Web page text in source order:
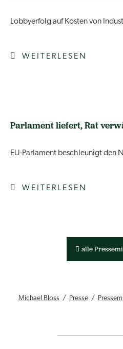
Lobbyerfolg auf Kosten von
WEITERLESEN
Parlament liefert, Rat
EU-Parlament beschleunigt den
WEITERLESEN
alle
Michael Bloss Presse